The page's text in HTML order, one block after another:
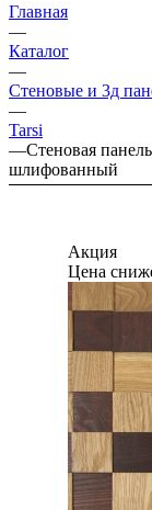
Главная
—
Каталог
—
Стеновые и 3д
—
Tarsi
—Стеновая
шлифованный
Акция
Цена